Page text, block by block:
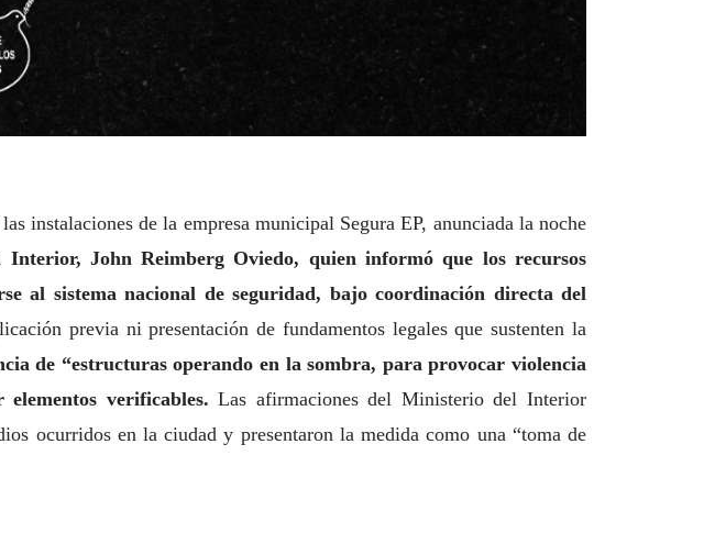
instalaciones de la empresa municipal Segura EP, anunciada la noche
John Reimberg Oviedo, quien informó que los recursos
al sistema nacional de seguridad, bajo coordinación directa del
previa ni presentación de fundamentos legales que sustenten la
de “estructuras operando en la sombra, para provocar violencia
verificables. Las afirmaciones del Ministerio del Interior
ocurridos en la ciudad y presentaron la medida como una “toma de